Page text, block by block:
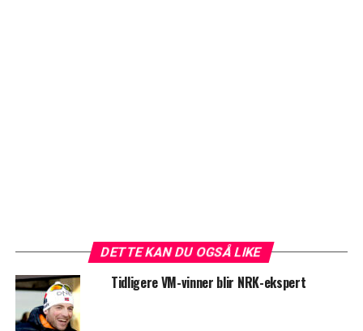
DETTE KAN DU OGSÅ LIKE
Tidligere VM-vinner blir NRK-ekspert